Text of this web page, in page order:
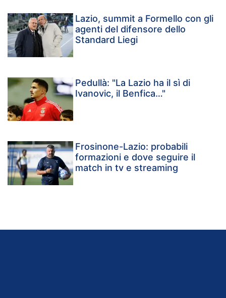
Lazio, summit a Formello con gli
agenti del difensore dello
Standard Liegi
Pedullà: "La Lazio ha il sì di
Ivanovic, il Benfica…"
Frosinone-Lazio: probabili
formazioni e dove seguire il
match in tv e streaming